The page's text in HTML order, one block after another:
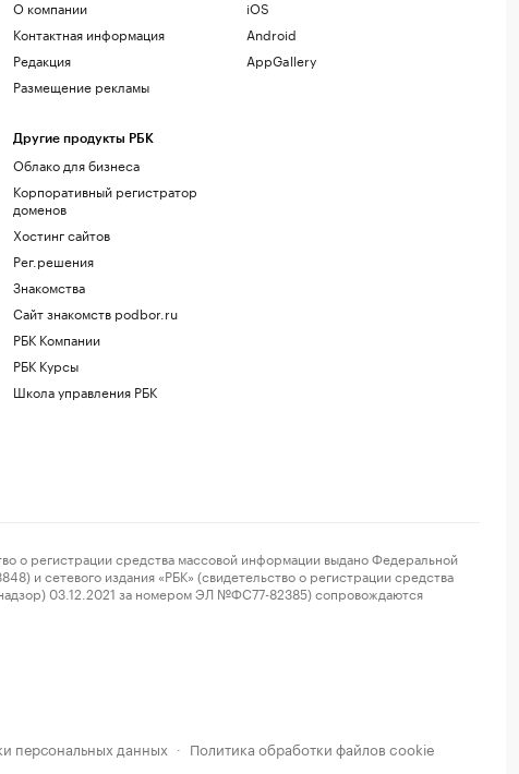
О компании
Контактная информация
Редакция
Размещение рекламы
Другие продукты РБК
Облако для бизнеса
Корпоративный регистратор
доменов
Хостинг сайтов
Рег.решения
Знакомства
Сайт знакомств podbor.ru
РБК Компании
РБК Курсы
Школа управления РБК
iOS
Android
AppGallery
регистрации средства массовой информации выдано Федеральной
и сетевого издания «РБК» (свидетельство о регистрации средства
03.12.2021 за номером ЭЛ №ФС77-82385) сопровождаются
персональных данных · Политика обработки файлов cookie